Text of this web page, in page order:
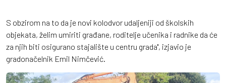
S obzirom na to da je novi kolodvor udaljeniji od školskih
objekata, želim umiriti građane, roditelje učenika i radnike da će
za njih biti osigurano stajalište u centru grada'', izjavio je
gradonačelnik Emil Nimčević.